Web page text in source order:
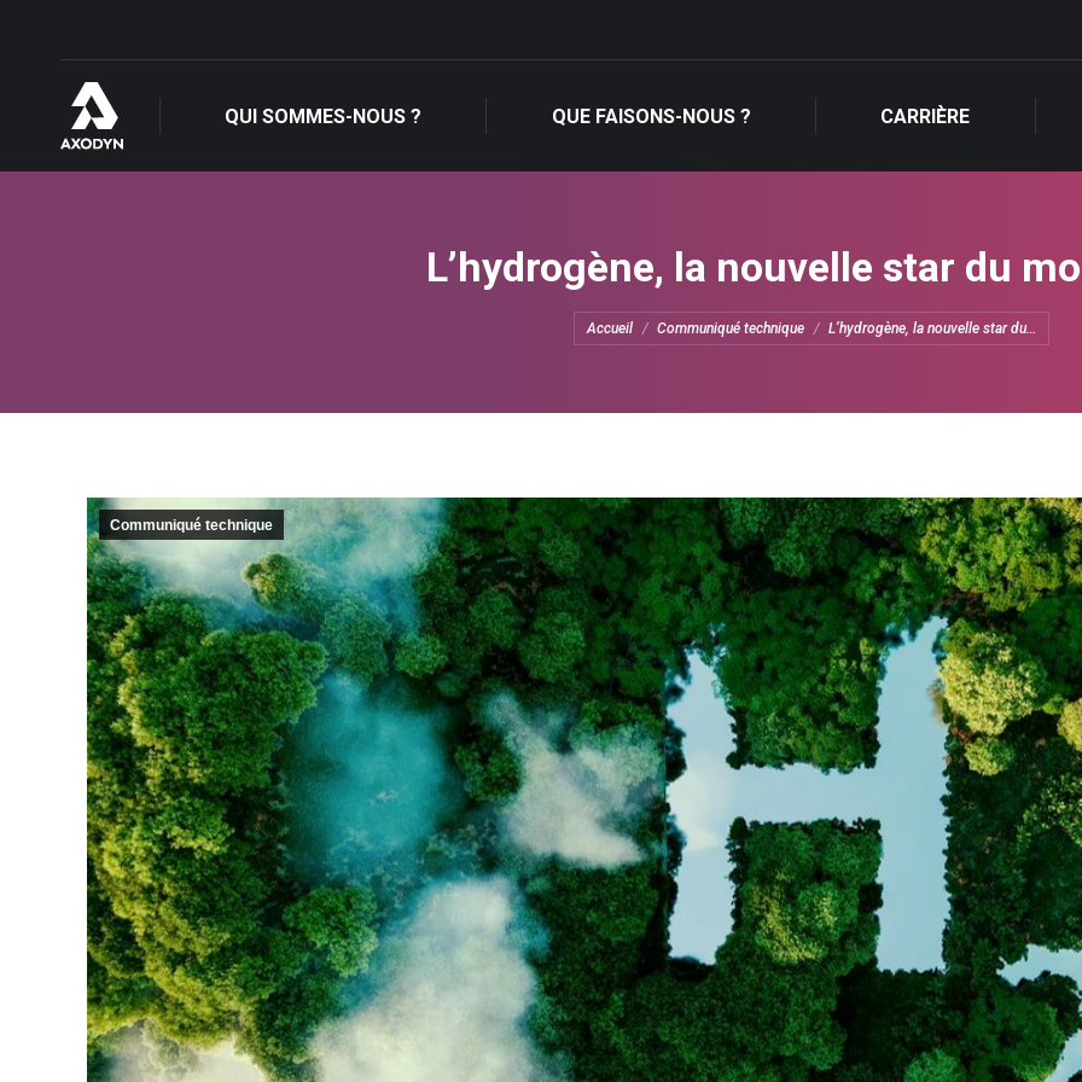
QUI SOMMES-NOUS ? QUE FAISONS-NOUS ? CARRIÈRE
L’hydrogène, la nouvelle star du
Vous êtes ici :
Accueil Communiqué technique L’hydrogène, la nouvelle star du…
Communiqué technique
QUI SOMMES-NOUS ? QUE FAISONS-NOUS ? CARRIÈRE